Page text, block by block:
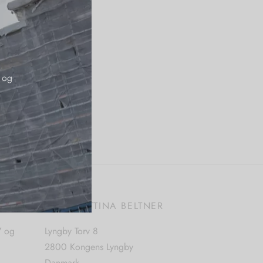
og
BUTIK BETTINA BELTNER
Lyngby Torv 8
2800 Kongens Lyngby